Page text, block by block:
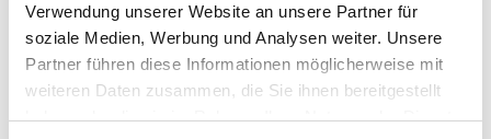
Verwendung unserer Website an unsere Partner für
soziale Medien, Werbung und Analysen weiter. Unsere
Partner führen diese Informationen möglicherweise mit
weiteren Daten zusammen, die Sie ihnen bereitgestellt
haben oder die sie im Rahmen Ihrer Nutzung der Dienste
Gebinde